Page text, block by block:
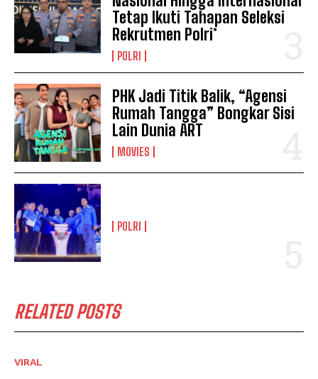
Tetap Ikuti Tahapan Seleksi
Rekrutmen Polri*
POLRI
PHK Jadi Titik Balik, “Agensi
Rumah Tangga” Bongkar Sisi
Lain Dunia ART
MOVIES
POLRI
RELATED POSTS
VIRAL